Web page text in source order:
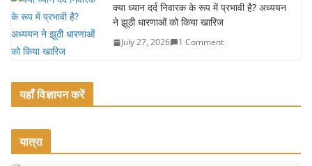
क्या ध्यान दर्द निवारक के रूप में प्रभावी है? अध्ययन
ने झूठी धारणाओं को किया खारिज
July 27, 2026 1 Comment
यहाँ विज्ञापन करें
यात्रा